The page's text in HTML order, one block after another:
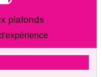
plafonds